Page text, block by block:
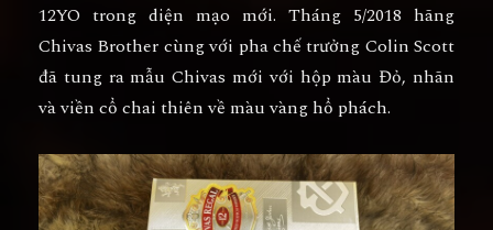
12YO trong diện mạo mới. Tháng 5/2018 hãng
Chivas Brother cùng với pha chế trưởng Colin Scott
đã tung ra mẫu Chivas mới với hộp màu Đỏ, nhãn
và viền cổ chai thiên về màu vàng hổ phách.